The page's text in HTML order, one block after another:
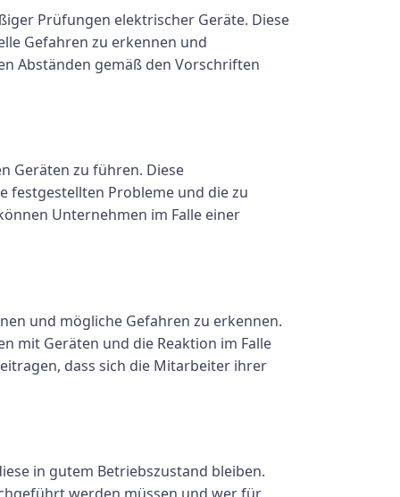
Prüfungen elektrischer Geräte. Diese
Gefahren zu erkennen und
Abständen gemäß den Vorschriften
Geräten zu führen. Diese
festgestellten Probleme und die zu
Unternehmen im Falle einer
und mögliche Gefahren zu erkennen.
mit Geräten und die Reaktion im Falle
dass sich die Mitarbeiter ihrer
in gutem Betriebszustand bleiben.